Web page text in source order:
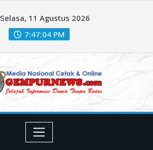
Selasa, 11 Agustus 2026
7:47:06 PM